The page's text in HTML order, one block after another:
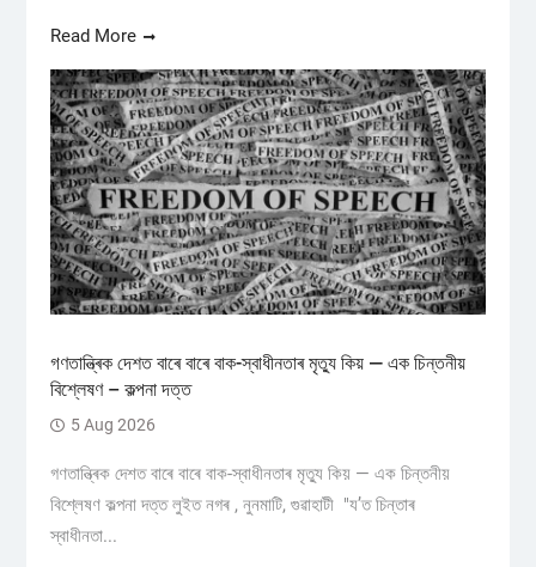
Read More
গণতান্ত্ৰিক দেশত বাৰে বাৰে বাক-স্বাধীনতাৰ মৃত্যু কিয় — এক চিন্তনীয়
বিশ্লেষণ – কল্পনা দত্ত
5 Aug 2026
গণতান্ত্ৰিক দেশত বাৰে বাৰে বাক-স্বাধীনতাৰ মৃত্যু কিয় — এক চিন্তনীয়
বিশ্লেষণ কল্পনা দত্ত লুইত নগৰ , নুনমাটি, গুৱাহাটী "য’ত চিন্তাৰ
স্বাধীনতা...